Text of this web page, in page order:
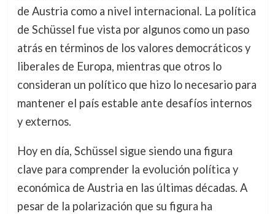
de Austria como a nivel internacional. La política
de Schüssel fue vista por algunos como un paso
atrás en términos de los valores democráticos y
liberales de Europa, mientras que otros lo
consideran un político que hizo lo necesario para
mantener el país estable ante desafíos internos
y externos.
Hoy en día, Schüssel sigue siendo una figura
clave para comprender la evolución política y
económica de Austria en las últimas décadas. A
pesar de la polarización que su figura ha